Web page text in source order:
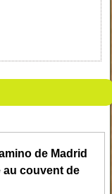
de Madrid
au couvent de